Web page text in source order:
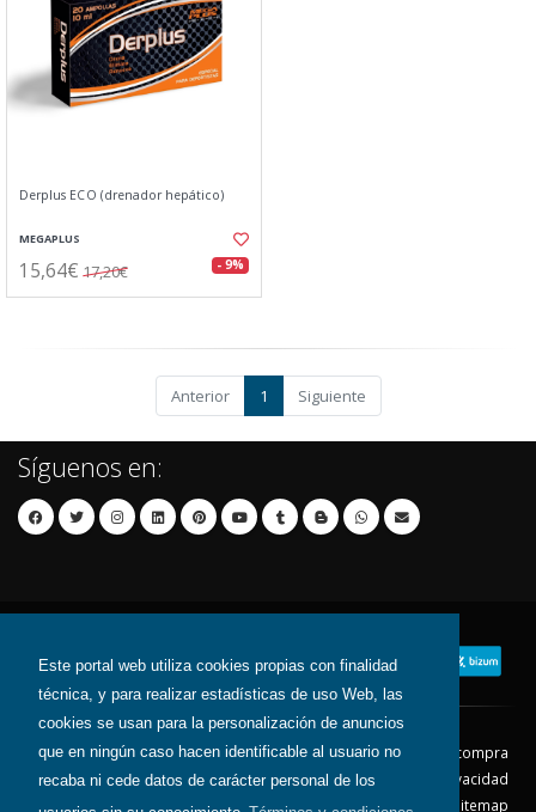
Este portal web utiliza cookies propias con finalidad
técnica, y para realizar estadísticas de uso Web, las
cookies se usan para la personalización de anuncios
que en ningún caso hacen identificable al usuario no
recaba ni cede datos de carácter personal de los
Derplus ECO (drenador hepático)
MEGAPLUS
15,64€ 17,20€ - 9%
Anterior 1 Siguiente
Síguenos en:
Contacto Aviso Legal
Condiciones de compra
Política de envíos
Política de devolución
Política de Privacidad
Política de Cookies
Sitemap